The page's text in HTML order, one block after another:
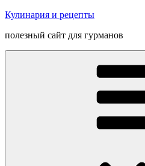
Перейти
содержимому
Кулинария и рецепты
полезный сайт для гурманов